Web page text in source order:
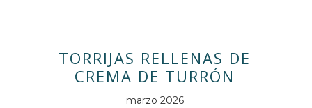
TORRIJAS RELLENAS DE
CREMA DE TURRÓN
marzo 2026